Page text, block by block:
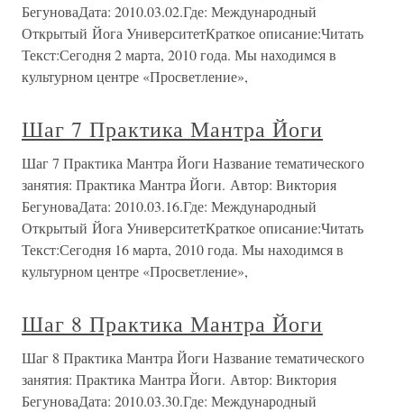
БегуноваДата: 2010.03.02.Где: Международный
Открытый Йога УниверситетКраткое описание:Читать
Текст:Сегодня 2 марта, 2010 года. Мы находимся в
культурном центре «Просветление»,
Шаг 7 Практика Мантра Йоги
Шаг 7 Практика Мантра Йоги Название тематического
занятия: Практика Мантра Йоги. Автор: Виктория
БегуноваДата: 2010.03.16.Где: Международный
Открытый Йога УниверситетКраткое описание:Читать
Текст:Сегодня 16 марта, 2010 года. Мы находимся в
культурном центре «Просветление»,
Шаг 8 Практика Мантра Йоги
Шаг 8 Практика Мантра Йоги Название тематического
занятия: Практика Мантра Йоги. Автор: Виктория
БегуноваДата: 2010.03.30.Где: Международный